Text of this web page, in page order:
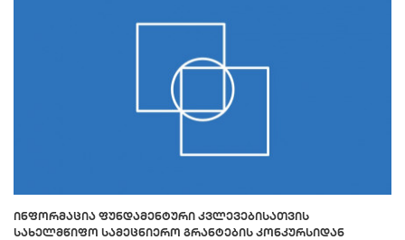
ᲘᲜᲤᲝᲠᲛᲐᲪᲘᲐ ᲤᲣᲜᲓᲐᲛᲔᲜᲢᲣᲠᲘ ᲙᲕᲚᲔᲕᲔᲑᲘᲡᲐᲗᲕᲘᲡ
ᲡᲐᲮᲔᲚᲛᲬᲘᲤᲝ ᲡᲐᲛᲔᲪᲜᲘᲔᲠᲝ ᲒᲠᲐᲜᲢᲔᲑᲘᲡ ᲙᲝᲜᲙᲣᲠᲡᲘᲓᲐᲜ